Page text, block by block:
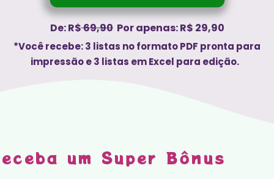
De: R$69,90 Por apenas: R$ 29,90
*Você recebe: 3 listas no formato PDF pronta para
impressão e 3 listas em Excel para edição.
um Super Bônus